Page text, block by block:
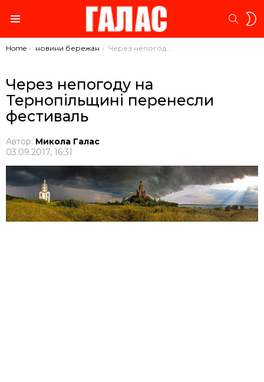
You are here:
Home новини бережан Через непогоду на Тернопільщині перенесли фестиваль
Через непогоду на
Тернопільщині перенесли
фестиваль
Автор: Микола Галас
03.09.2017, 16:31